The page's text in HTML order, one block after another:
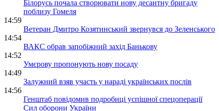
Білорусь почала створювати нову десантну бригаду
поблизу Гомеля
14:59
Ветеран Дмитро Козятинський звернувся до Зеленського
14:54
ВАКС обрав запобіжний захід Банькову
14:52
Умєрову пропонують нову посаду
14:49
Залужний взяв участь у нараді українських послів
14:56
Генштаб повідомив подробиці успішної спецоперації
Сил оборони України